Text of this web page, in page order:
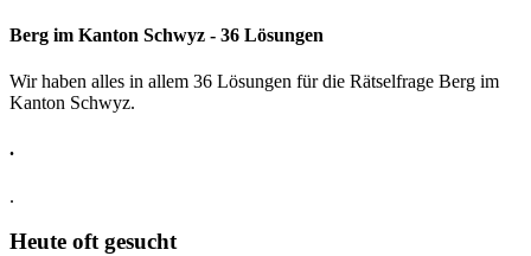
Berg im Kanton Schwyz - 36 Lösungen
Wir haben alles in allem 36 Lösungen für die Rätselfrage Berg im
Kanton Schwyz.
.
.
Heute oft gesucht